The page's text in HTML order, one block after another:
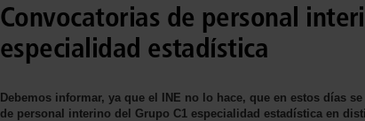
Convocatorias de personal
especialidad estadística
Debemos informar, ya que el INE no lo hace, que en estos días
de personal interino del Grupo C1 especialidad estadística en